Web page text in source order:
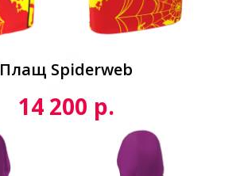
Плащ Spiderweb
14 200 р.